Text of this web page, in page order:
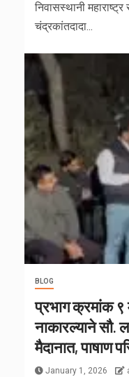
निवासस्थानी
चंद्रकांतदादा...
BLOG
प्रभाग क्रमांक ९
नाकारल्याने सौ.
मैदानात, पाषाण
January 1, 2026